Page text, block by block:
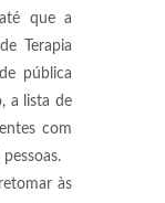
que a
Terapia
pública
a lista de
com
às